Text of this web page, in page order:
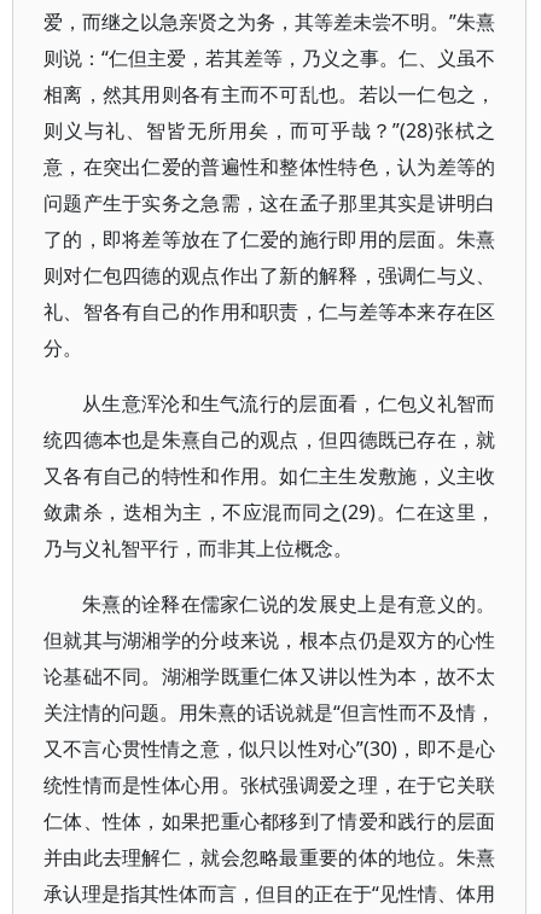
爱，而继之以急亲贤之为务，其等差未尝不明。”朱熹
则说：“仁但主爱，若其差等，乃义之事。仁、义虽不
相离，然其用则各有主而不可乱也。若以一仁包之，
则义与礼、智皆无所用矣，而可乎哉？”(28)张栻之
意，在突出仁爱的普遍性和整体性特色，认为差等的
问题产生于实务之急需，这在孟子那里其实是讲明白
了的，即将差等放在了仁爱的施行即用的层面。朱熹
则对仁包四德的观点作出了新的解释，强调仁与义、
礼、智各有自己的作用和职责，仁与差等本来存在区
分。
从生意浑沦和生气流行的层面看，仁包义礼智而
统四德本也是朱熹自己的观点，但四德既已存在，就
又各有自己的特性和作用。如仁主生发敷施，义主收
敛肃杀，迭相为主，不应混而同之(29)。仁在这里，
乃与义礼智平行，而非其上位概念。
朱熹的诠释在儒家仁说的发展史上是有意义的。
但就其与湖湘学的分歧来说，根本点仍是双方的心性
论基础不同。湖湘学既重仁体又讲以性为本，故不太
关注情的问题。用朱熹的话说就是“但言性而不及情，
又不言心贯性情之意，似只以性对心”(30)，即不是心
统性情而是性体心用。张栻强调爱之理，在于它关联
仁体、性体，如果把重心都移到了情爱和践行的层面
并由此去理解仁，就会忽略最重要的体的地位。朱熹
承认理是指其性体而言，但目的正在于“见性情、体用